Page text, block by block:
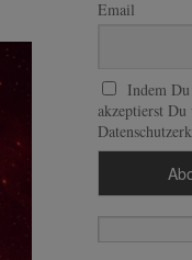
Email
Indem
akzeptierst Du